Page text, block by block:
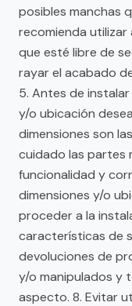
posibles manchas
recomienda utilizar
que esté libre de
rayar el acabado
5. Antes de
y/o ubicación
dimensiones son
cuidado las partes
funcionalidad y
dimensiones y/o
proceder a la
características de
devoluciones de
y/o manipulados y
aspecto. 8. Evitar